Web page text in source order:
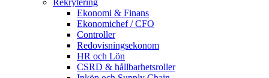
Rekrytering
Ekonomi & Finans
Ekonomichef / CFO
Controller
Redovisningsekonom
HR och Lön
CSRD & hållbarhetsroller